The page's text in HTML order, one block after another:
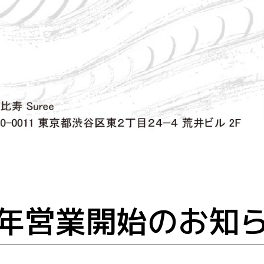
営業開始のお知